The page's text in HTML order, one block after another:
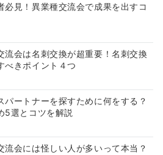
必見！異業種交流会で成果を出すコ
流会は名刺交換が超重要！名刺交換
べきポイント４つ
パートナーを探すために何をする？
5選とコツを解説
流会には怪しい人が多いって本当？